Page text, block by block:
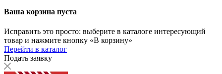
Ваша корзина пуста
Исправить это просто: выберите в каталоге интересующий
товар и нажмите кнопку «В корзину»
Перейти в каталог
Подать заявку